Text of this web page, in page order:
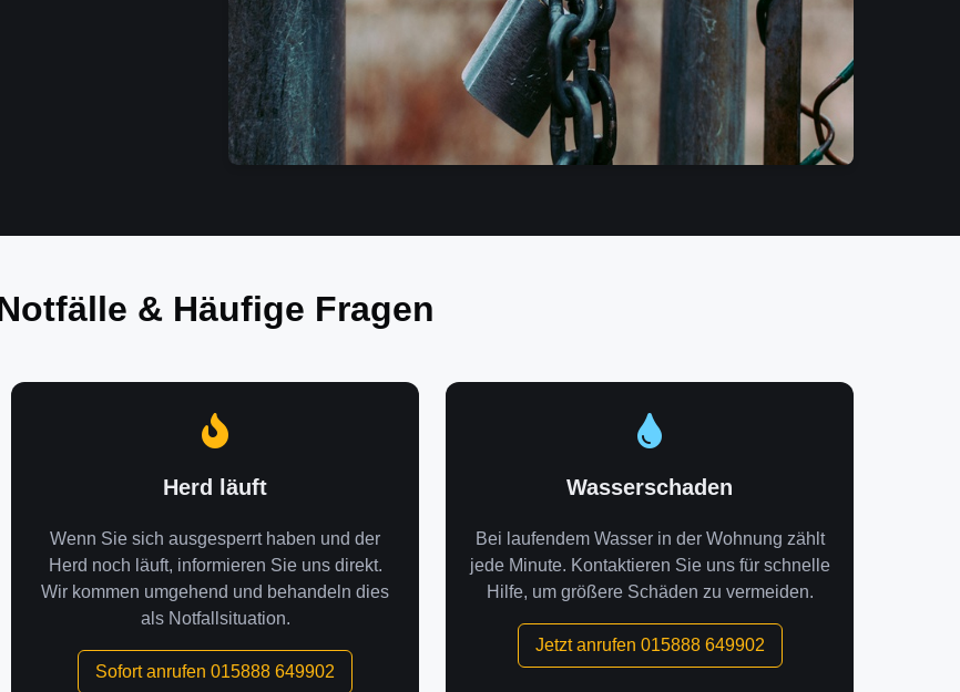
& Häufige Fragen
Herd läuft
Wenn Sie sich ausgesperrt haben und der
Herd noch läuft, informieren Sie uns direkt.
Wir kommen umgehend und behandeln dies
als Notfallsituation.
Sofort anrufen 015888 649902
Wasserschaden
Bei laufendem Wasser in der Wohnung zählt
jede Minute. Kontaktieren Sie uns für schnelle
Hilfe, um größere Schäden zu vermeiden.
Jetzt anrufen 015888 649902